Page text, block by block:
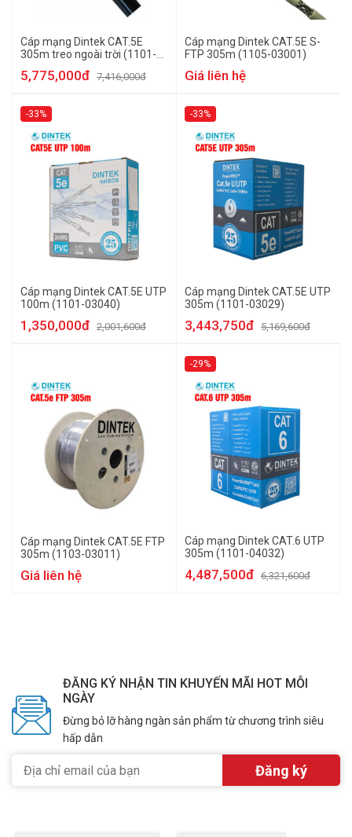
Cáp mạng Dintek CAT.5E
305m treo ngoài trời (1101-
5,775,000đ 7,416,000đ
Cáp mạng Dintek CAT.5E S-
FTP 305m (1105-03001)
Giá liên hệ
-33%
Cáp mạng Dintek CAT.5E UTP
100m (1101-03040)
1,350,000đ 2,001,600đ
-33%
Cáp mạng Dintek CAT.5E UTP
305m (1101-03029)
3,443,750đ 5,169,600đ
Cáp mạng Dintek CAT.5E FTP
305m (1103-03011)
Giá liên hệ
-29%
Cáp mạng Dintek CAT.6 UTP
305m (1101-04032)
4,487,500đ 6,321,600đ
ĐĂNG KÝ NHẬN TIN KHUYẾN MÃI HOT MỖI
NGÀY
Đừng bỏ lỡ hàng ngàn sản phẩm từ chương trình siêu
hấp dẫn